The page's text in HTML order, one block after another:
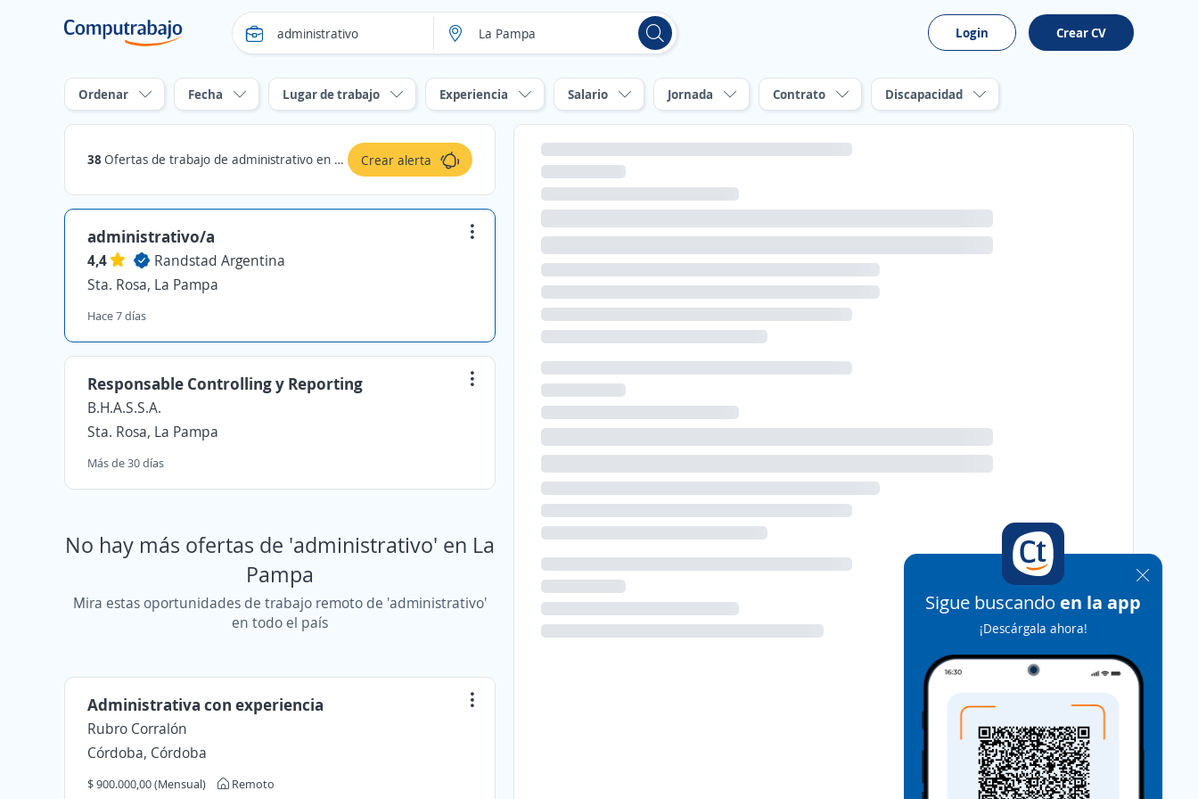
Login Crear CV
Ordenar Fecha Lugar de trabajo Experiencia Salario Jornada Contrato Discapacidad
38 Ofertas de trabajo de administrativo en La Pampa Crear alerta
administrativo/a
4,4
Randstad Argentina
Sta. Rosa, La Pampa
Hace 7 días
Responsable Controlling y Reporting
B.H.A.S.S.A.
Sta. Rosa, La Pampa
Más de 30 días
No hay más ofertas de 'administrativo' en La
Pampa
Mira estas oportunidades de trabajo remoto de 'administrativo'
en todo el país
Administrativa con experiencia
Rubro Corralón
Córdoba, Córdoba
$ 900.000,00 (Mensual) Remoto
Sigue buscando en la app
¡Descárgala ahora!